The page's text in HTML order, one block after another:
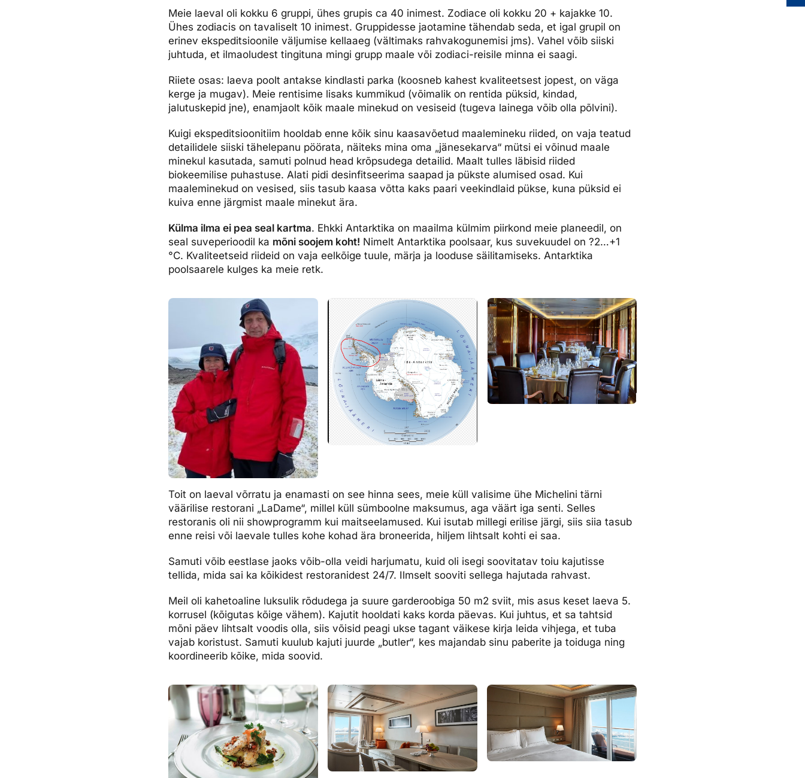
Meie laeval oli kokku 6 gruppi, ühes grupis ca 40 inimest. Zodiace oli kokku 20 + kajakke 10.
Ühes zodiacis on tavaliselt 10 inimest. Gruppidesse jaotamine tähendab seda, et igal grupil on
erinev ekspeditsioonile väljumise kellaaeg (vältimaks rahvakogunemisi jms). Vahel võib siiski
juhtuda, et ilmaoludest tingituna mingi grupp maale või zodiaci-reisile minna ei saagi.
Riiete osas: laeva poolt antakse kindlasti parka (koosneb kahest kvaliteetsest jopest, on väga
kerge ja mugav). Meie rentisime lisaks kummikud (võimalik on rentida püksid, kindad,
jalutuskepid jne), enamjaolt kõik maale minekud on vesiseid (tugeva lainega võib olla põlvini).
Kuigi ekspeditsioonitiim hooldab enne kõik sinu kaasavõetud maalemineku riided, on vaja teatud
detailidele siiski tähelepanu pöörata, näiteks mina oma „jänesekarva“ mütsi ei võinud maale
minekul kasutada, samuti polnud head krõpsudega detailid. Maalt tulles läbisid riided
biokeemilise puhastuse. Alati pidi desinfitseerima saapad ja pükste alumised osad. Kui
maaleminekud on vesised, siis tasub kaasa võtta kaks paari veekindlaid pükse, kuna püksid ei
kuiva enne järgmist maale minekut ära.
Külma ilma ei pea seal kartma. Ehkki Antarktika on maailma külmim piirkond meie planeedil, on
seal suveperioodil ka mõni soojem koht! Nimelt Antarktika poolsaar, kus suvekuudel on ?2…+1
°C. Kvaliteetseid riideid on vaja eelkõige tuule, märja ja looduse säilitamiseks. Antarktika
poolsaarele kulges ka meie retk.
Toit on laeval võrratu ja enamasti on see hinna sees, meie küll valisime ühe Michelini tärni
väärilise restorani „LaDame“, millel küll sümboolne maksumus, aga väärt iga senti. Selles
restoranis oli nii showprogramm kui maitseelamused. Kui isutab millegi erilise järgi, siis siia tasub
enne reisi või laevale tulles kohe kohad ära broneerida, hiljem lihtsalt kohti ei saa.
Samuti võib eestlase jaoks võib-olla veidi harjumatu, kuid oli isegi soovitatav toiu kajutisse
tellida, mida sai ka kõikidest restoranidest 24/7. Ilmselt sooviti sellega hajutada rahvast.
Meil oli kahetoaline luksulik rõdudega ja suure garderoobiga 50 m2 sviit, mis asus keset laeva 5.
korrusel (kõigutas kõige vähem). Kajutit hooldati kaks korda päevas. Kui juhtus, et sa tahtsid
mõni päev lihtsalt voodis olla, siis võisid peagi ukse tagant väikese kirja leida vihjega, et tuba
vajab koristust. Samuti kuulub kajuti juurde „butler“, kes majandab sinu paberite ja toiduga ning
koordineerib kõike, mida soovid.